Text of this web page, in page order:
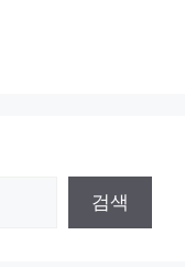
검색